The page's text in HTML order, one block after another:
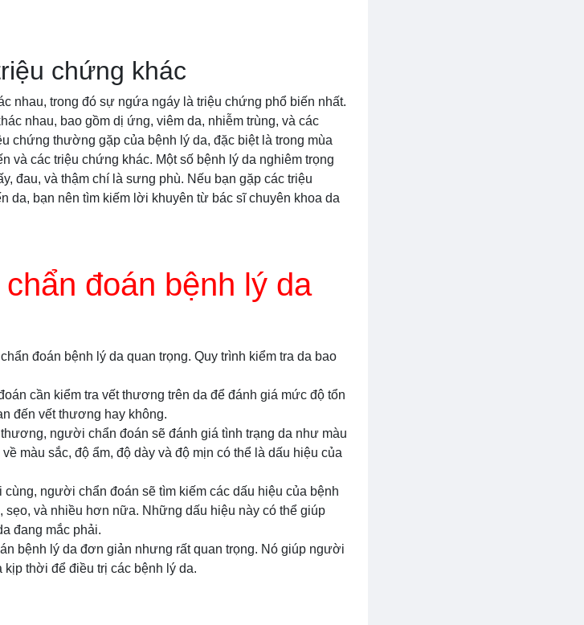
chứng khác
nhau, trong đó sự ngứa ngáy là triệu chứng phổ biến nhất.
nhau, bao gồm dị ứng, viêm da, nhiễm trùng, và các
chứng thường gặp của bệnh lý da, đặc biệt là trong mùa
và các triệu chứng khác. Một số bệnh lý da nghiêm trọng
đau, và thậm chí là sưng phù. Nếu bạn gặp các triệu
da, bạn nên tìm kiếm lời khuyên từ bác sĩ chuyên khoa da
đoán bệnh lý da
đoán bệnh lý da quan trọng. Quy trình kiểm tra da bao
cần kiểm tra vết thương trên da để đánh giá mức độ tổn
đến vết thương hay không.
người chẩn đoán sẽ đánh giá tình trạng da như màu
màu sắc, độ ẩm, độ dày và độ mịn có thể là dấu hiệu của
người chẩn đoán sẽ tìm kiếm các dấu hiệu của bệnh
sẹo, và nhiều hơn nữa. Những dấu hiệu này có thể giúp
đang mắc phải.
bệnh lý da đơn giản nhưng rất quan trọng. Nó giúp người
thời để điều trị các bệnh lý da.